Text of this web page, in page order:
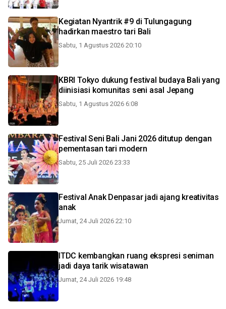
Kegiatan Nyantrik #9 di Tulungagung
hadirkan maestro tari Bali
Sabtu, 1 Agustus 2026 20:10
KBRI Tokyo dukung festival budaya Bali yang
diinisiasi komunitas seni asal Jepang
Sabtu, 1 Agustus 2026 6:08
Festival Seni Bali Jani 2026 ditutup dengan
pementasan tari modern
Sabtu, 25 Juli 2026 23:33
Festival Anak Denpasar jadi ajang kreativitas
anak
Jumat, 24 Juli 2026 22:10
ITDC kembangkan ruang ekspresi seniman
jadi daya tarik wisatawan
Jumat, 24 Juli 2026 19:48